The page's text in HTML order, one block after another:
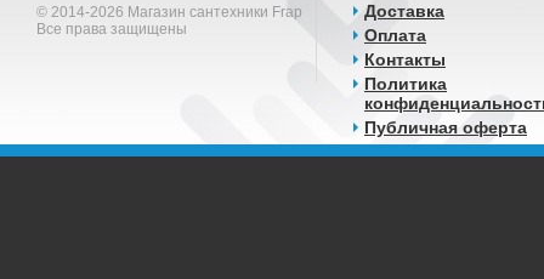
© 2014-2026 Магазин сантехники Frap
Все права защищены
Доставка
Оплата
Контакты
Политика
Публичная оферта